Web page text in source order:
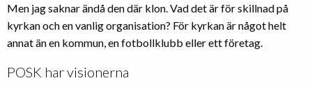
Men jag saknar ändå den där klon. Vad det är för skillnad på
kyrkan och en vanlig organisation? För kyrkan är något helt
annat än en kommun, en fotbollklubb eller ett företag.
POSK har visionerna